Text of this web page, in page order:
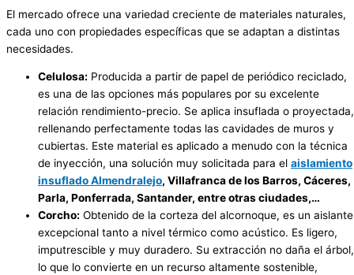
El mercado ofrece una variedad creciente de materiales naturales,
cada uno con propiedades específicas que se adaptan a distintas
necesidades.
Celulosa: Producida a partir de papel de periódico reciclado,
es una de las opciones más populares por su excelente
relación rendimiento-precio. Se aplica insuflada o proyectada,
rellenando perfectamente todas las cavidades de muros y
cubiertas. Este material es aplicado a menudo con la técnica
de inyección, una solución muy solicitada para el aislamiento
insuflado Almendralejo, Villafranca de los Barros, Cáceres,
Parla, Ponferrada, Santander, entre otras ciudades,…
Corcho: Obtenido de la corteza del alcornoque, es un aislante
excepcional tanto a nivel térmico como acústico. Es ligero,
imputrescible y muy duradero. Su extracción no daña el árbol,
lo que lo convierte en un recurso altamente sostenible,